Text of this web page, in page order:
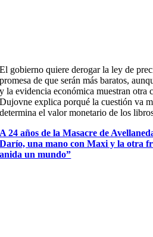
El gobierno quiere derogar la ley de
promesa de que serán más baratos,
y la evidencia económica muestran otra
Dujovne explica porqué la cuestión va
determina el valor monetario de los
A 24 años de la Masacre de
Darío, una mano con Maxi y la otra
anida un mundo”